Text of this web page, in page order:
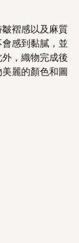
褶感以及麻質
感到黏膩，並
，織物完成後
麗的顏色和圖